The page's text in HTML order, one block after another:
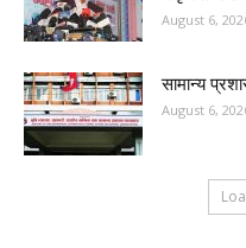
August 6,
सामान्य
August 6,